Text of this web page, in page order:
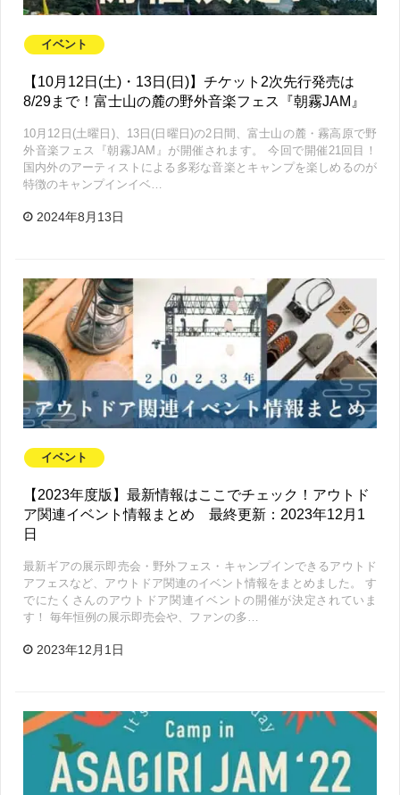
イベント
【10月12日(土)・13日(日)】チケット2次先行発売は
8/29まで！富士山の麓の野外音楽フェス『朝霧JAM』
10月12日(土曜日)、13日(日曜日)の2日間、富士山の麓・霧高原で野
外音楽フェス『朝霧JAM』が開催されます。 今回で開催21回目！
国内外のアーティストによる多彩な音楽とキャンプを楽しめるのが
特徴のキャンプインイベ…
2024年8月13日
イベント
【2023年度版】最新情報はここでチェック！アウトド
ア関連イベント情報まとめ 最終更新：2023年12月1
日
最新ギアの展示即売会・野外フェス・キャンプインできるアウトド
アフェスなど、アウトドア関連のイベント情報をまとめました。 す
でにたくさんのアウトドア関連イベントの開催が決定されていま
す！ 毎年恒例の展示即売会や、ファンの多…
2023年12月1日